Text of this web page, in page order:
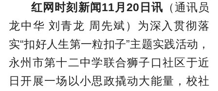
红网时刻新闻11月20日讯 （通讯员
龙中华 刘青龙 周先斌）为深入贯彻落
实“扣好人生第一粒扣子”主题实践活动，
永州市第十二中学联合狮子口社区于近
日开展一场以小思政撬动大能量，校社